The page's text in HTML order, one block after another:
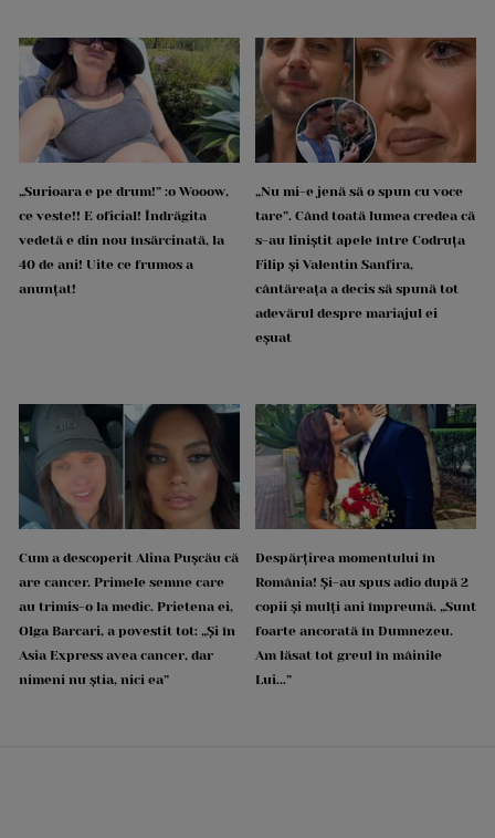
„Surioara e pe drum!” :o Wooow,
ce veste!! E oficial! Îndrăgita
vedetă e din nou însărcinată, la
40 de ani! Uite ce frumos a
anunțat!
„Nu mi-e jenă să o spun cu voce
tare”. Când toată lumea credea că
s-au liniștit apele între Codruța
Filip și Valentin Sanfira,
cântăreața a decis să spună tot
adevărul despre mariajul ei
eșuat
Cum a descoperit Alina Pușcău că
are cancer. Primele semne care
au trimis-o la medic. Prietena ei,
Olga Barcari, a povestit tot: „Și în
Asia Express avea cancer, dar
nimeni nu știa, nici ea”
Despărțirea momentului în
România! Și-au spus adio după 2
copii și mulți ani împreună. „Sunt
foarte ancorată în Dumnezeu.
Am lăsat tot greul în mâinile
Lui...”